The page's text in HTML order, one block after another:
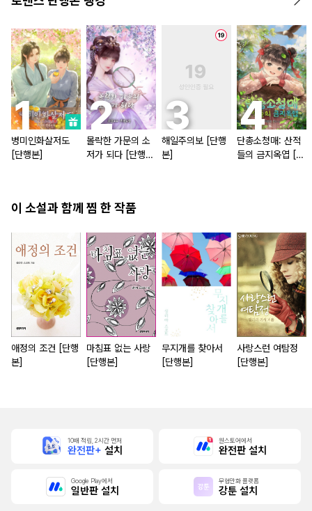
병미인화살저도
[단행본]
몰락한 가문의 소
저가 되다 [단행
해일주의보 [단행
본]
단총소청매: 산적
들의 금지옥엽 [단
이 소설과 함께 찜 한 작품
애정의 조건 [단행
본]
마침표 없는 사랑
[단행본]
무지개를 찾아서
[단행본]
사랑스런 여탐정
[단행본]
10배 적립, 2시간 먼저
완전판+ 설치
원스토어에서
완전판 설치
Google Play에서
일반판 설치
무협만화 플랫폼
강툰 설치